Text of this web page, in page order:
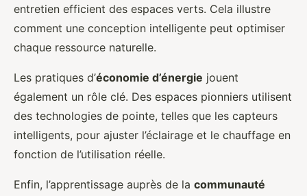
entretien efficient des espaces verts. Cela illustre
comment une conception intelligente peut optimiser
chaque ressource naturelle.
Les pratiques d’économie d’énergie jouent
également un rôle clé. Des espaces pionniers utilisent
des technologies de pointe, telles que les capteurs
intelligents, pour ajuster l’éclairage et le chauffage en
fonction de l’utilisation réelle.
Enfin, l’apprentissage auprès de la communauté